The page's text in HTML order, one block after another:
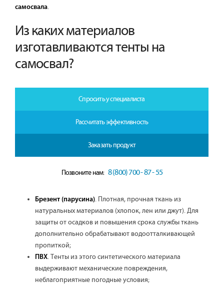
самосвала.
Из каких материалов
изготавливаются тенты на
самосвал?
Спросить у специалиста
Рассчитать эффективность
Заказать продукт
Позвоните нам: 8 (800) 700 - 87 - 55
Брезент (парусина). Плотная, прочная ткань из
натуральных материалов (хлопок, лен или джут). Для
защиты от осадков и повышения срока службы ткань
дополнительно обрабатывают водоотталкивающей
пропиткой;
ПВХ. Тенты из этого синтетического материала
выдерживают механические повреждения,
неблагоприятные погодные условия;